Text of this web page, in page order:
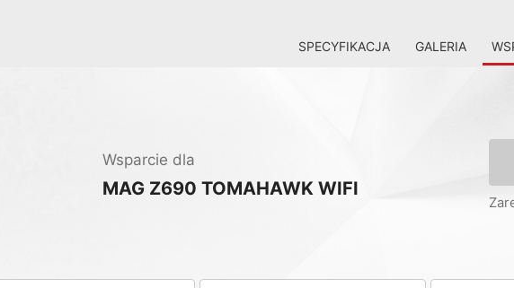
SPECYFIKACJA GALERIA
Wsparcie dla
MAG Z690 TOMAHAWK WIFI